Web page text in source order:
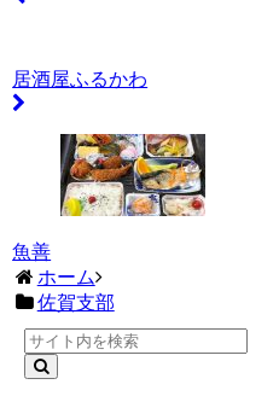
居酒屋ふるかわ
魚善
ホーム
佐賀支部